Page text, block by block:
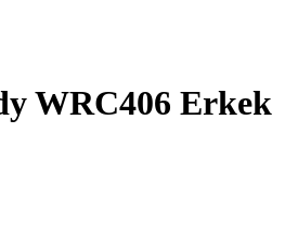
WRC406 Erkek